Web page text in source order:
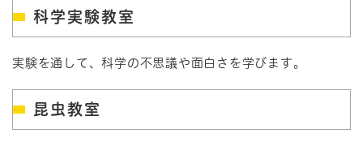
科学実験教室
実験を通して、科学の不思議や面白さを学びます。
昆虫教室